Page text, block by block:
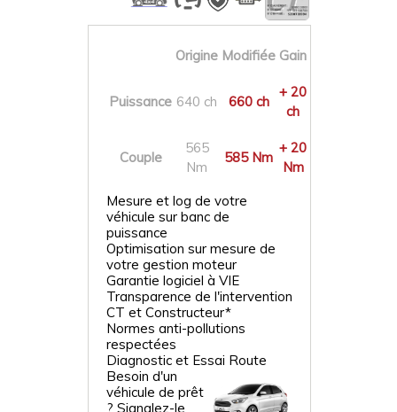
Origine Modifiée Gain
Puissance 640 ch 660 ch
+ 20
ch
Couple
565
Nm
585 Nm
+ 20
Nm
Mesure et log de votre
véhicule sur banc de
puissance
Optimisation sur mesure de
votre gestion moteur
Garantie logiciel à VIE
Transparence de l'intervention
CT et Constructeur*
Normes anti-pollutions
respectées
Diagnostic et Essai Route
Besoin d'un
véhicule de prêt
? Signalez-le